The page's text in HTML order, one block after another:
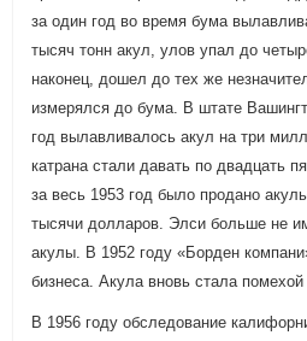
за один год во время бума
тысяч тонн акул, улов упал до
наконец, дошел до тех же
измерялся до бума. В штате
год вылавливалось акул на три
катрана стали давать по двадцать
за весь 1953 год было продано
тысячи долларов. Элси больше не
акулы. В 1952 году «Борден
бизнеса. Акула вновь стала помехой
В 1956 году обследование